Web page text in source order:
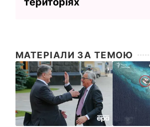
МАТЕРІАЛИ ЗА ТЕМОЮ